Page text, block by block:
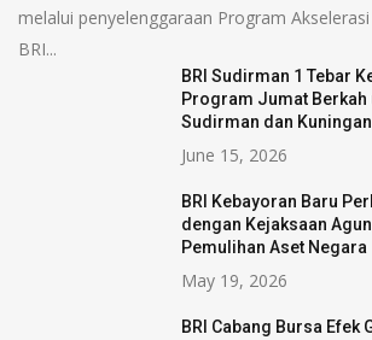
melalui penyelenggaraan Program
BRI...
BRI Sudirman 1 Tebar
Program Jumat Berkah
Sudirman dan Kuningan
June 15, 2026
BRI Kebayoran Baru
dengan Kejaksaan
Pemulihan Aset Negara
May 19, 2026
BRI Cabang Bursa Efek